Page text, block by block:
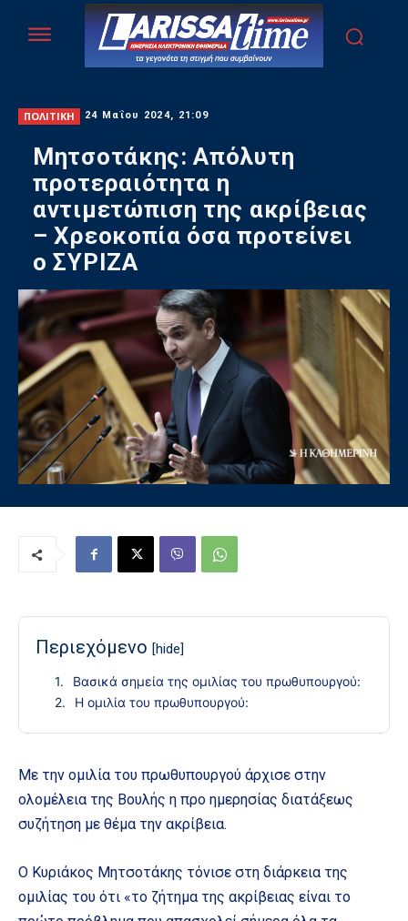
ΠΟΛΙΤΙΚΗ 24 Μαΐου 2024, 21:09
Μητσοτάκης: Απόλυτη
προτεραιότητα η
αντιμετώπιση της ακρίβειας
– Χρεοκοπία όσα προτείνει
ο ΣΥΡΙΖΑ
Περιεχόμενο [hide]
Βασικά σημεία της ομιλίας του πρωθυπουργού:
Η ομιλία του πρωθυπουργού:
Με την ομιλία του πρωθυπουργού άρχισε στην
ολομέλεια της Βουλής η προ ημερησίας διατάξεως
συζήτηση με θέμα την ακρίβεια.
Ο Κυριάκος Μητσοτάκης τόνισε στη διάρκεια της
ομιλίας του ότι «το ζήτημα της ακρίβειας είναι το